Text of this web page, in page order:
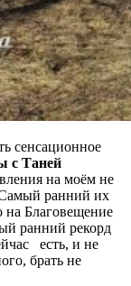
сенсационное
с Таней
на моём не
ранний их
Благовещение
ранний рекорд
есть, и не
брать не